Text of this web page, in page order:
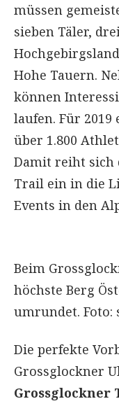
müssen
sieben Täler,
Hohe Tauern.
können
laufen. Für
über 1.800
Damit reiht sich
Trail ein in die
Events in den
Beim
höchste Berg
umrundet. Foto:
Die perfekte
Grossglockner
Grossglockner